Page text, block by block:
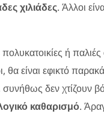
χιλιάδες. Άλλοι
ή
είναι εφικτό
συνήθως δεν χτίζουν
καθαρισμό.